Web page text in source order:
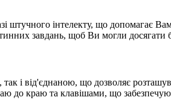
штучного інтелекту, що допомагає
завдань, щоб Ви могли досягати
і від'єднаною, що дозволяє
до краю та клавішами, що